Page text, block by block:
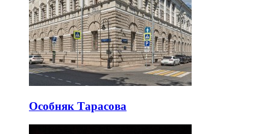
Особняк Тарасова